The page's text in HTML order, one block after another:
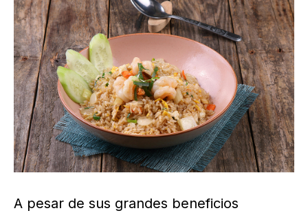
A pesar de sus grandes beneficios